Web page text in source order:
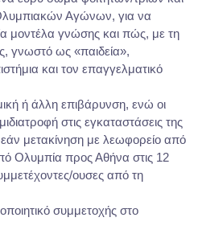
Αγώνων, για να
μοντέλα γνώσης και πώς, με τη
γνωστό ως «παιδεία»,
και τον επαγγελματικό
ή άλλη επιβάρυνση, ενώ οι
στις εγκαταστάσεις της
μετακίνηση με λεωφορείο από
Ολυμπία προς Αθήνα στις 12
ουσες από τη
συμμετοχής στο